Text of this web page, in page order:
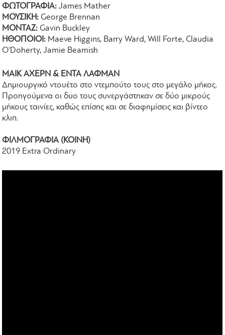
ΦΩΤΟΓΡΑΦΙΑ:James Mather
ΜΟΥΣΙΚΗ: George Brennan
ΜΟΝΤΑΖ: Gavin Buckley
ΗΘΟΠΟΙΟΙ: Maeve Higgins, Barry Ward, Will Forte, Claudia
O'Doherty, Jamie Beamish
ΜΑΙΚ ΑΧΕΡΝ & ΕΝΤΑ ΛΑΦΜΑΝ
Δημιουργικό ντουέτο στο ντεμπούτο τους στο μεγάλο μήκος.
Προηγούμενα οι δυο τους συνεργάστηκαν σε δύο μικρούς
μήκους ταινίες, καθώς επίσης και σε διαφημίσεις και βίντεο
κλιπ.
ΦΙΛΜΟΓΡΑΦΙΑ (ΚΟΙΝΗ)
2019 Extra Ordinary